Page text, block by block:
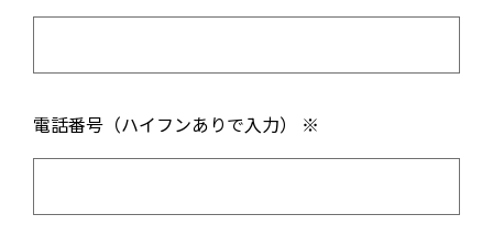
電話番号（ハイフンありで入力） ※